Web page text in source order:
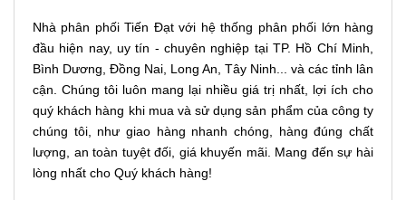
Nhà phân phối Tiến Đạt với hệ thống phân phối lớn hàng
đầu hiện nay, uy tín - chuyên nghiệp tại TP. Hồ Chí Minh,
Bình Dương, Đồng Nai, Long An, Tây Ninh... và các tỉnh lân
cận. Chúng tôi luôn mang lại nhiều giá trị nhất, lợi ích cho
quý khách hàng khi mua và sử dụng sản phẩm của công ty
chúng tôi, như giao hàng nhanh chóng, hàng đúng chất
lượng, an toàn tuyệt đối, giá khuyến mãi. Mang đến sự hài
lòng nhất cho Quý khách hàng!